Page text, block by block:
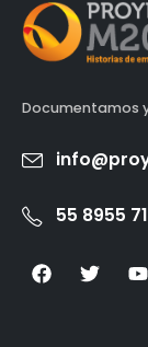
Documentamos
55 8955